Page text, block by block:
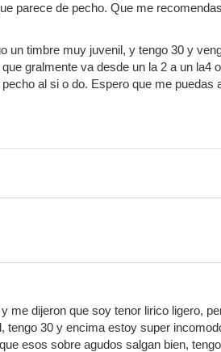
parece de pecho. Que me
timbre muy juvenil, y tengo 30 y
gralmente va desde un la 2 a un la4
al si o do. Espero que me puedas
dijeron que soy tenor lirico ligero,
30 y encima estoy super
esos sobre agudos salgan bien,